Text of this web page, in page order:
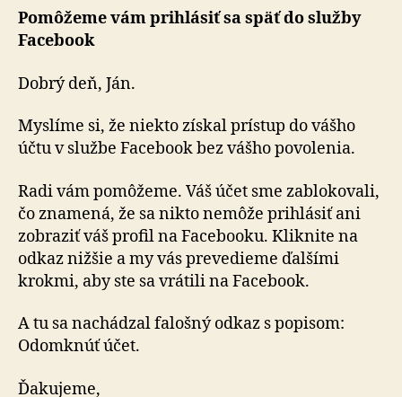
Pomôžeme vám prihlásiť sa späť do služby
Facebook
Dobrý deň, Ján.
Myslíme si, že niekto získal prístup do vášho
účtu v službe Facebook bez vášho povolenia.
Radi vám pomôžeme. Váš účet sme zablokovali,
čo zna­me­ná, že sa nikto nemôže prihlásiť ani
zobraziť váš profil na Facebooku. Kliknite na
odkaz nižšie a my vás prevedieme ďalšími
krokmi, aby ste sa vrátili na Facebook.
A tu sa nachádzal falošný odkaz s popisom:
Odomknúť účet.
Ďakujeme,